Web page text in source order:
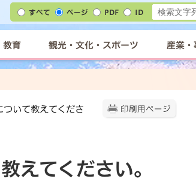
すべて ページ PDF ID
教育 観光・文化・スポーツ 産業・
印刷用ページ
いて教えてくださ
えてください。